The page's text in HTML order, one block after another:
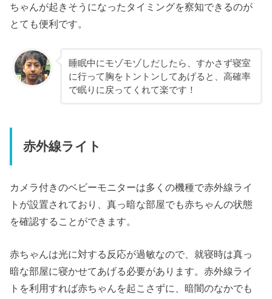
ちゃんが起きそうになったタイミングを察知できるのが
とても便利です。
睡眠中にモゾモゾしだしたら、すかさず寝室
に行って胸をトントンしてあげると、高確率
で眠りに戻ってくれて楽です！
赤外線ライト
カメラ付きのベビーモニターは多くの機種で赤外線ライ
トが設置されており、真っ暗な部屋でも赤ちゃんの状態
を確認することができます。
赤ちゃんは光に対する反応が過敏なので、就寝時は真っ
暗な部屋に寝かせてあげる必要があります。赤外線ライ
トを利用すれば赤ちゃんを起こさずに、暗闇のなかでも